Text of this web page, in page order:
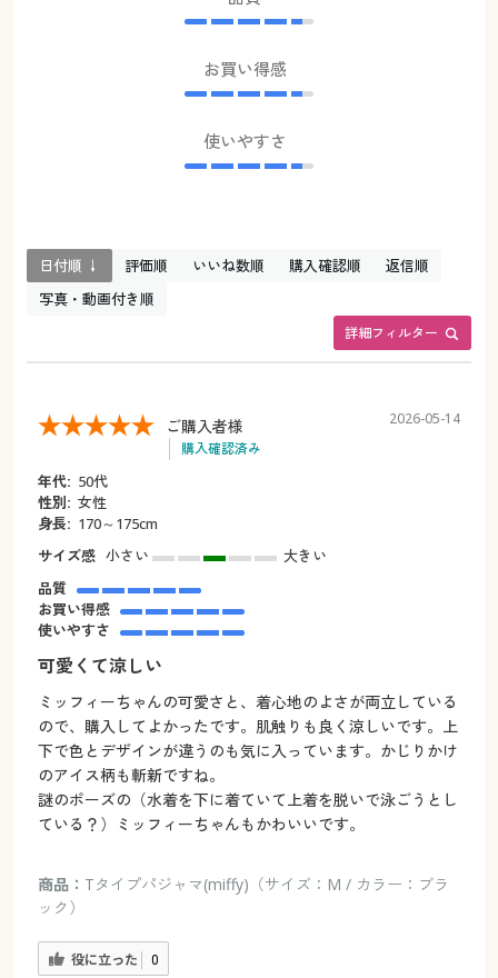
お買い得感
使いやすさ
詳細フィルター
日付順 ↓ 評価順 いいね数順 購入確認順
返信順
写真・動画付き順
ご購入者様
購入確認済み
2026-05-14
年代: 50代
性別: 女性
身長: 170～175cm
サイズ感 小さい
大きい
品質
お買い得感
使いやすさ
可愛くて涼しい
ミッフィーちゃんの可愛さと、着心地のよさが両立している
ので、購入してよかったです。肌触りも良く涼しいです。上
下で色とデザインが違うのも気に入っています。かじりかけ
のアイス柄も斬新ですね。
謎のポーズの（水着を下に着ていて上着を脱いで泳ごうとし
ている？）ミッフィーちゃんもかわいいです。
商品： Tタイプパジャマ(miffy)（サイズ：M / カラー：ブラ
ック）
役に立った 0